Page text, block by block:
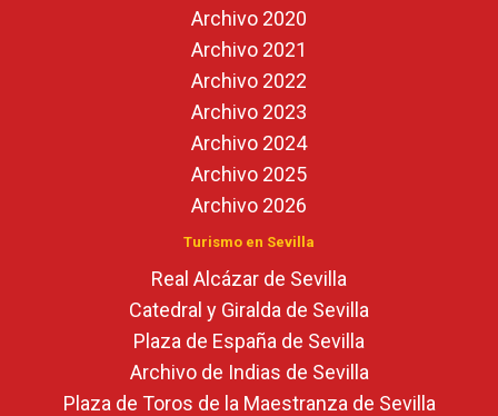
Archivo 2020
Archivo 2021
Archivo 2022
Archivo 2023
Archivo 2024
Archivo 2025
Archivo 2026
Turismo en Sevilla
Real Alcázar de Sevilla
Catedral y Giralda de Sevilla
Plaza de España de Sevilla
Archivo de Indias de Sevilla
Plaza de Toros de la Maestranza de Sevilla